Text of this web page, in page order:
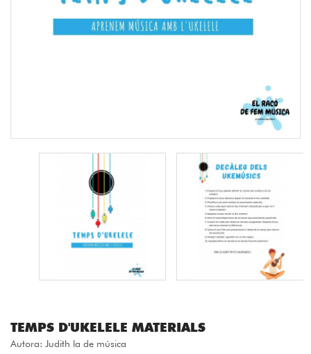
TEMPS D'UKELELE MATERIALS
Autora: Judith la de música